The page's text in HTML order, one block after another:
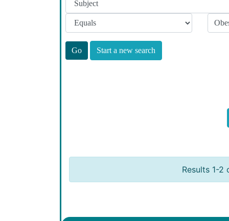
Start a new search
Results 1-2